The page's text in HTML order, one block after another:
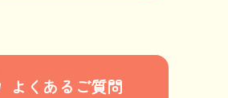
よくあるご質問